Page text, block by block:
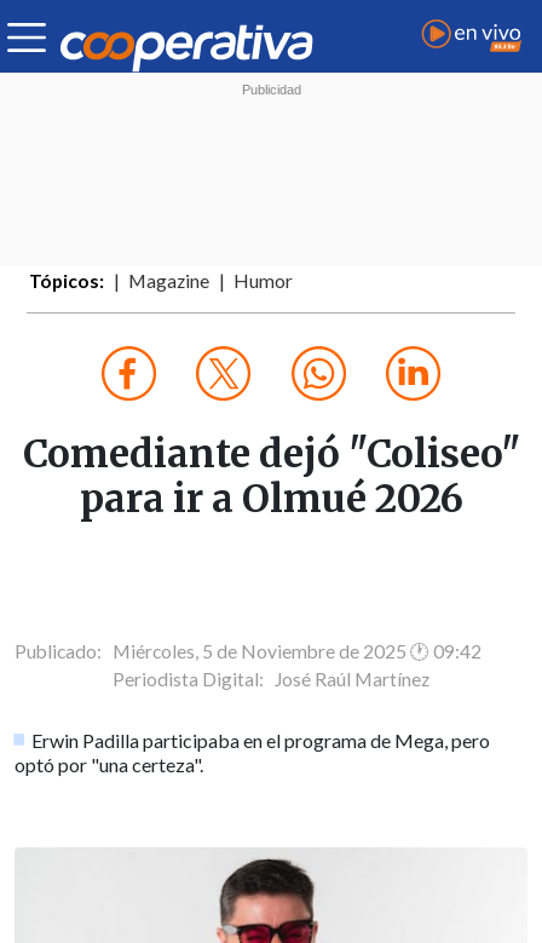
Tópicos: Magazine Humor
Comediante dejó "Coliseo"
para ir a Olmué 2026
Publicado: Miércoles, 5 de Noviembre de 2025 🕐 09:42
Periodista Digital:
José Raúl Martínez
Erwin Padilla participaba en el programa de Mega, pero
optó por "una certeza".